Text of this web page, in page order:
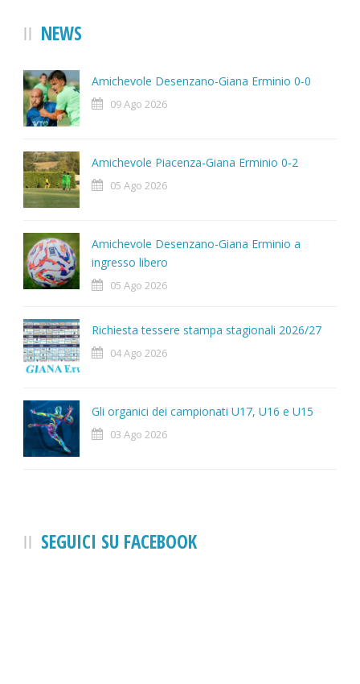
NEWS
Amichevole Desenzano-Giana Erminio 0-0
09 Ago 2026
Amichevole Piacenza-Giana Erminio 0-2
05 Ago 2026
Amichevole Desenzano-Giana Erminio a
ingresso libero
05 Ago 2026
Richiesta tessere stampa stagionali 2026/27
04 Ago 2026
Gli organici dei campionati U17, U16 e U15
03 Ago 2026
SEGUICI SU FACEBOOK